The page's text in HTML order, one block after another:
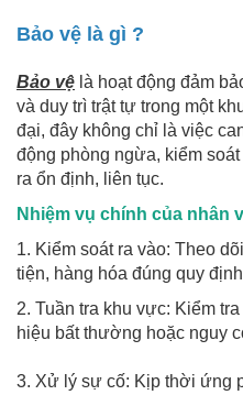
Bảo vệ là gì ?
Bảo vệ là hoạt động đảm
và duy trì trật tự trong một
đại, đây không chỉ là việc
động phòng ngừa, kiểm
ra ổn định, liên tục.
Nhiệm vụ chính của nhân
1. Kiểm soát ra vào: Theo
tiện, hàng hóa đúng quy
2. Tuần tra khu vực: Kiểm
hiệu bất thường hoặc nguy
3. Xử lý sự cố: Kịp thời ứng